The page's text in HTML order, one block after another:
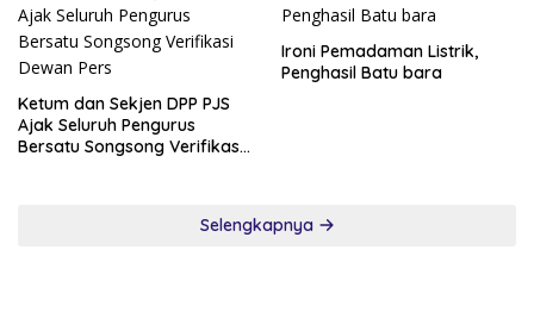
Ketum dan Sekjen DPP PJS
Ajak Seluruh Pengurus
Bersatu Songsong Verifikasi
Ironi Pemadaman Listrik,
Penghasil Batu bara
Selengkapnya